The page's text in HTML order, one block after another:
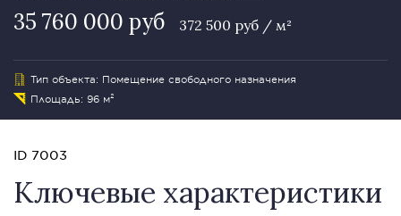
35 760 000 руб 372 500 руб / м²
Тип объекта: Помещение свободного назначения
Площадь: 96 м²
ID 7003
Ключевые характеристики